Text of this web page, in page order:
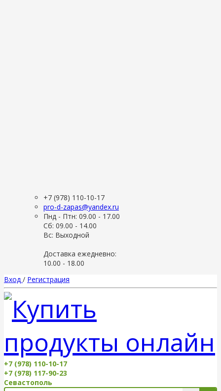
+7 (978) 110-10-17
pro-d-zapas@yandex.ru
Пнд - Птн: 09.00 - 17.00
Сб: 09.00 - 14.00
Вс: Выходной
Доставка ежедневно:
10.00 - 18.00
Вход / Регистрация
+7 (978) 110-10-17
+7 (978) 117-90-23
Севастополь